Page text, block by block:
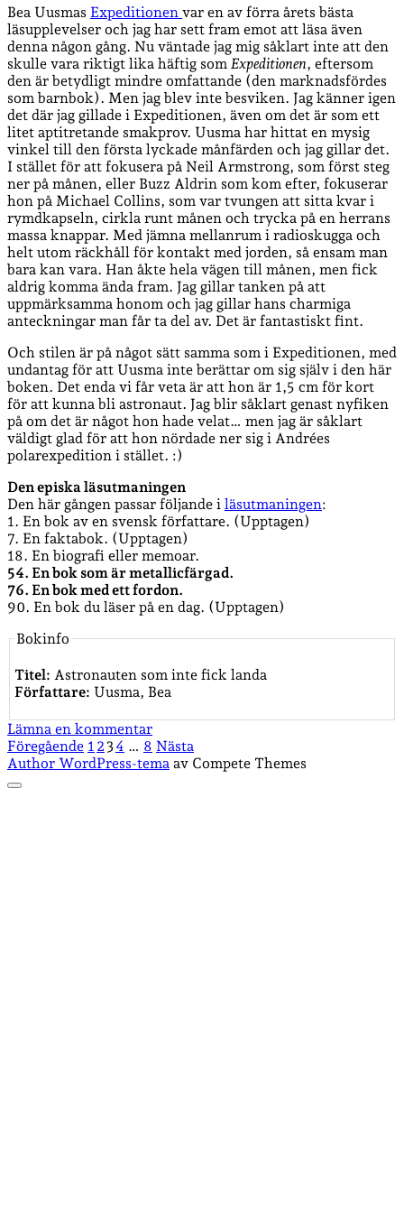
Bea Uusmas Expeditionen var en av förra årets bästa
läsupplevelser och jag har sett fram emot att läsa även
denna någon gång. Nu väntade jag mig såklart inte att den
skulle vara riktigt lika häftig som Expeditionen, eftersom
den är betydligt mindre omfattande (den marknadsfördes
som barnbok). Men jag blev inte besviken. Jag känner igen
det där jag gillade i Expeditionen, även om det är som ett
litet aptitretande smakprov. Uusma har hittat en mysig
vinkel till den första lyckade månfärden och jag gillar det.
I stället för att fokusera på Neil Armstrong, som först steg
ner på månen, eller Buzz Aldrin som kom efter, fokuserar
hon på Michael Collins, som var tvungen att sitta kvar i
rymdkapseln, cirkla runt månen och trycka på en herrans
massa knappar. Med jämna mellanrum i radioskugga och
helt utom räckhåll för kontakt med jorden, så ensam man
bara kan vara. Han åkte hela vägen till månen, men fick
aldrig komma ända fram. Jag gillar tanken på att
uppmärksamma honom och jag gillar hans charmiga
anteckningar man får ta del av. Det är fantastiskt fint.
Och stilen är på något sätt samma som i Expeditionen, med
undantag för att Uusma inte berättar om sig själv i den här
boken. Det enda vi får veta är att hon är 1,5 cm för kort
för att kunna bli astronaut. Jag blir såklart genast nyfiken
på om det är något hon hade velat… men jag är såklart
väldigt glad för att hon nördade ner sig i Andrées
polarexpedition i stället. :)
Den episka läsutmaningen
Den här gången passar följande i läsutmaningen:
1. En bok av en svensk författare. (Upptagen)
7. En faktabok. (Upptagen)
18. En biografi eller memoar.
54. En bok som är metallicfärgad.
76. En bok med ett fordon.
90. En bok du läser på en dag. (Upptagen)
Bokinfo
Titel: Astronauten som inte fick landa
Författare: Uusma, Bea
Lämna en kommentar
Sidnumrering
för
Föregående 1 2 34 … 8 Nästa
Author WordPress-tema av Compete Themes
Rulla